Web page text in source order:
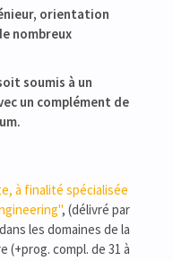
orientation
nombreux
soumis à un
un complément de
à finalité spécialisée
, (délivré par
les domaines de la
compl. de 31 à